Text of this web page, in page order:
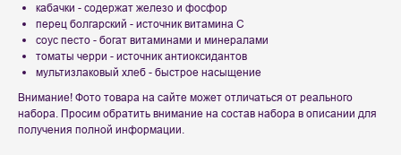
кабачки - содержат железо и фосфор
перец болгарский - источник витамина С
соус песто - богат витаминами и минералами
томаты черри - источник антиоксидантов
мультизлаковый хлеб - быстрое насыщение
Внимание! Фото товара на сайте может отличаться от реального
набора. Просим обратить внимание на состав набора в описании для
получения полной информации.